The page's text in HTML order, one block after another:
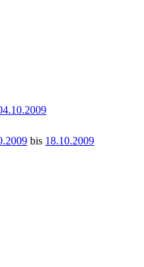
bis 18.10.2009